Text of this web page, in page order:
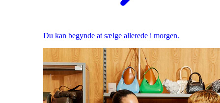
Du kan begynde at sælge allerede i morgen.